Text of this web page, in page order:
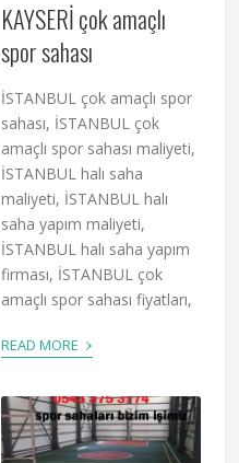
KAYSERİ çok amaçlı
spor sahası
İSTANBUL çok amaçlı spor
sahası, İSTANBUL çok
amaçlı spor sahası maliyeti,
İSTANBUL halı saha
maliyeti, İSTANBUL halı
saha yapım maliyeti,
İSTANBUL halı saha yapım
firması, İSTANBUL çok
amaçlı spor sahası fiyatları,
READ MORE ›